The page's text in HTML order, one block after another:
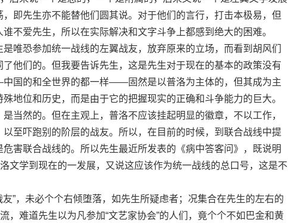
即先生亦不能替他们圆其说。对于他们的言行，打击本极易，但
不爱先生，所以在实际解决和文字斗争上都感到绝大的困难。
恐参加统一战线的左翼战友，放弃原来的立场，而看到胡风们
他们的。但我要告诉先生，这是先生对于现在的基本的政策没有
国的和全世界的都一样——固然是以普洛为主体的，但其成为主
地位和历史，而是由于它的把握现实的正确和斗争能力的巨大。
当然的。但在主观上，普洛不应该挂起明显的徽章，不以工作，
至吓跑别的阶层的战友。所以，在目前的时候，到联合战线中提
害联合战线的。所以先生最近所发表的《病中答客问》，既说明
文学到现在的一发展，又说这应该作为统一战线的总口号，这是不
”，未必个个右倾堕落，如先生所疑虑者；况集合在先生的左右的
，难道先生以为凡参加“文艺家协会”的人们，竟个个不如巴金和黄